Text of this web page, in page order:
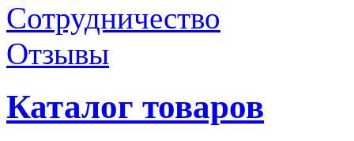
Сотрудничество
Отзывы
Каталог товаров